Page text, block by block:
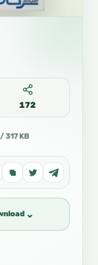
172
317 KB
⌄